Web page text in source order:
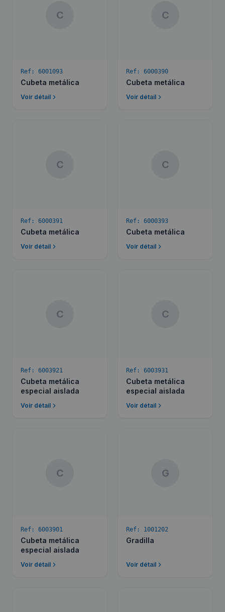
C
Ref: 6001093
Cubeta metálica
Voir détail
C
Ref: 6000390
Cubeta metálica
Voir détail
C
Ref: 6000391
Cubeta metálica
Voir détail
C
Ref: 6000393
Cubeta metálica
Voir détail
C
Ref: 6003921
Cubeta metálica
especial aislada
Voir détail
C
Ref: 6003931
Cubeta metálica
especial aislada
Voir détail
C
Ref: 6003901
Cubeta metálica
especial aislada
Voir détail
G
Ref: 1001202
Gradilla
Voir détail